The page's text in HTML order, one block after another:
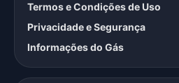
Termos e Condições de Uso
Privacidade e Segurança
Informações do Gás